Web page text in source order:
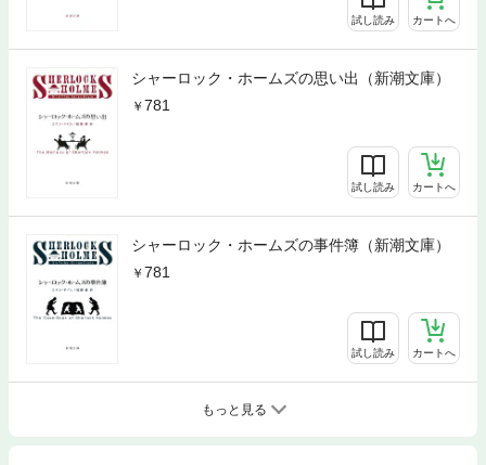
試し読み カートへ
シャーロック・ホームズの思い出（新潮文庫）
781
試し読み カートへ
シャーロック・ホームズの事件簿（新潮文庫）
781
試し読み カートへ
もっと見る